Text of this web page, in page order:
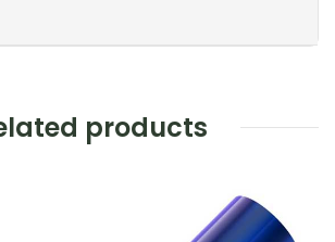
products